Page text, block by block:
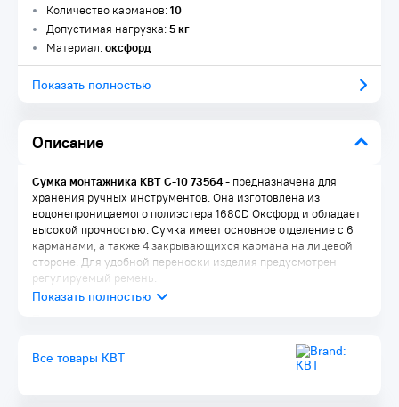
Описание
Количество карманов:10
Допустимая нагрузка:5 кг
Материал:оксфорд
Показать полностью
Сумка монтажника КВТ С-10 73564- предназначена для
хранения ручных инструментов. Она изготовлена из
водонепроницаемого полиэстера 1680D Оксфорд и обладает
высокой прочностью. Сумка имеет основное отделение с 6
карманами, а также 4 закрывающихся кармана на лицевой
стороне. Для удобной переноски изделия предусмотрен
регулируемый ремень.
Износостойкость и водонепроницаемость
Все товары КВТ